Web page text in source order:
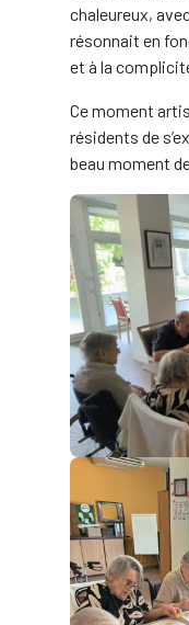
chaleureux,
résonnait en
et à la
Ce moment
résidents de
beau moment